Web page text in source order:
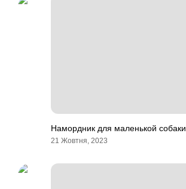
Намордник для маленькой собаки
21 Жовтня, 2023